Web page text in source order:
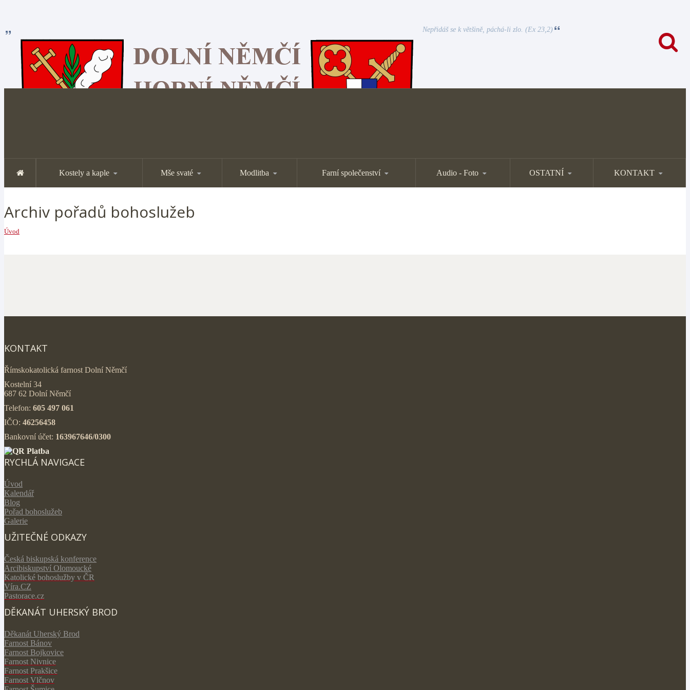
Nepřidáš se k většině, páchá-li zlo. (Ex 23,2)
Kostely a kaple Mše svaté Modlitba Farní společenství Audio - Foto OSTATNÍ KONTAKT
Archiv pořadů bohoslužeb
Úvod
KONTAKT
Římskokatolická farnost Dolní Němčí
Kostelní 34
687 62 Dolní Němčí
Telefon: 605 497 061
IČO: 46256458
Bankovní účet: 163967646/0300
RYCHLÁ NAVIGACE
Úvod
Kalendář
Blog
Pořad bohoslužeb
Galerie
UŽITEČNÉ ODKAZY
Česká biskupská konference
Arcibiskupství Olomoucké
Katolické bohoslužby v ČR
Víra.CZ
Pastorace.cz
DĚKANÁT UHERSKÝ BROD
Děkanát Uherský Brod
Farnost Bánov
Farnost Bojkovice
Farnost Nivnice
Farnost Prakšice
Farnost Vlčnov